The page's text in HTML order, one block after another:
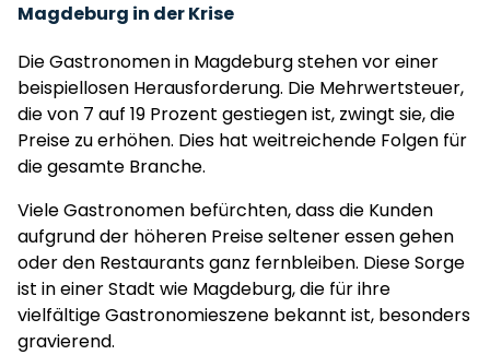
Magdeburg in der Krise
Die Gastronomen in Magdeburg stehen vor einer
beispiellosen Herausforderung. Die Mehrwertsteuer,
die von 7 auf 19 Prozent gestiegen ist, zwingt sie, die
Preise zu erhöhen. Dies hat weitreichende Folgen für
die gesamte Branche.
Viele Gastronomen befürchten, dass die Kunden
aufgrund der höheren Preise seltener essen gehen
oder den Restaurants ganz fernbleiben. Diese Sorge
ist in einer Stadt wie Magdeburg, die für ihre
vielfältige Gastronomieszene bekannt ist, besonders
gravierend.